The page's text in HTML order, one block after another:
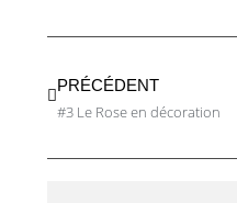
PRÉCÉDENT
#3 Le Rose en décoration